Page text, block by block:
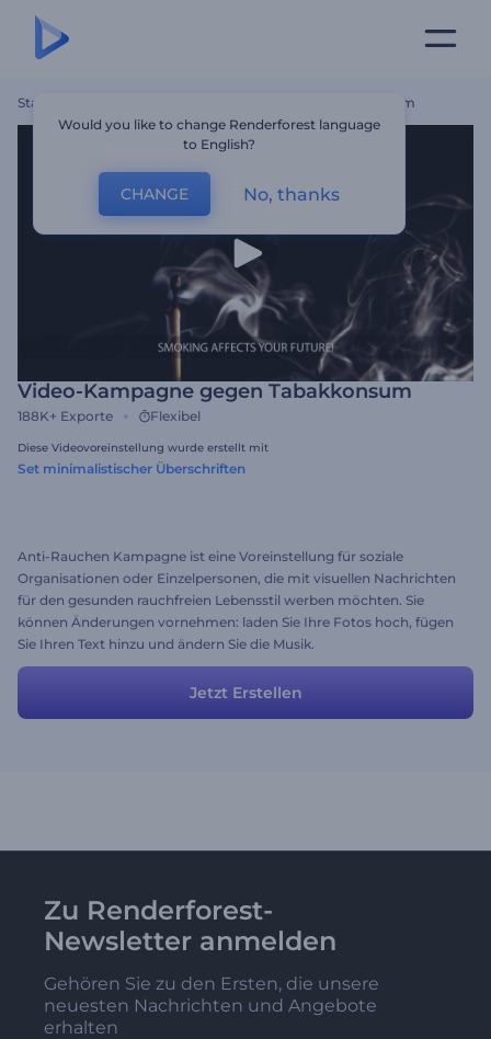
Startseite Video-Kampagne Gegen Tabakkonsum
Video-Kampagne gegen Tabakkonsum
188K+ Exporte Flexibel
Diese Videovoreinstellung wurde erstellt mit
Set minimalistischer Überschriften
Anti-Rauchen Kampagne ist eine Voreinstellung für soziale
Organisationen oder Einzelpersonen, die mit visuellen Nachrichten
für den gesunden rauchfreien Lebensstil werben möchten. Sie
können Änderungen vornehmen: laden Sie Ihre Fotos hoch, fügen
Sie Ihren Text hinzu und ändern Sie die Musik.
Jetzt Erstellen
Zu Renderforest-
Newsletter anmelden
Gehören Sie zu den Ersten, die unsere
neuesten Nachrichten und Angebote
erhalten
Would you like to change Renderforest language
to English?
CHANGE No, thanks